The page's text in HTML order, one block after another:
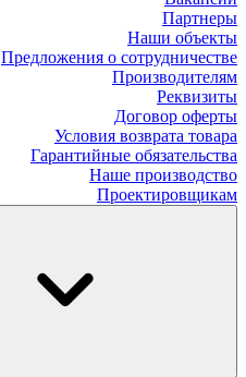
Партнеры
Наши объекты
Предложения о сотрудничестве
Производителям
Реквизиты
Договор оферты
Условия возврата товара
Гарантийные обязательства
Наше производство
Проектировщикам